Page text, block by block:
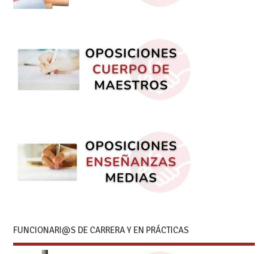
FUNCIONARI@S DE CARRERA Y EN PRÁCTICAS